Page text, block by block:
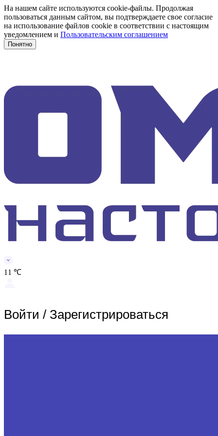
На нашем сайте используются cookie-файлы. Продолжая
пользоваться данным сайтом, вы подтверждаете свое согласие
на использование файлов cookie в соответствии с настоящим
уведомлением и Пользовательским соглашением
Понятно
11 ℃
Войти / Зарегистрироваться